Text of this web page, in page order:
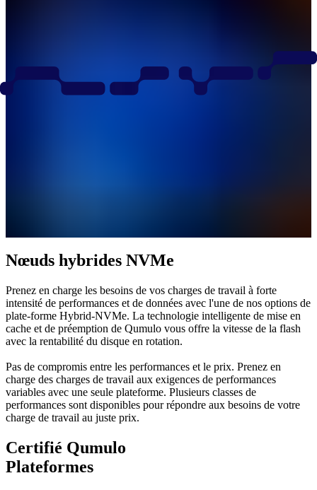
Nœuds hybrides NVMe
Prenez en charge les besoins de vos charges de travail à forte
intensité de performances et de données avec l'une de nos options de
plate-forme Hybrid-NVMe. La technologie intelligente de mise en
cache et de préemption de Qumulo vous offre la vitesse de la flash
avec la rentabilité du disque en rotation.
Pas de compromis entre les performances et le prix. Prenez en
charge des charges de travail aux exigences de performances
variables avec une seule plateforme. Plusieurs classes de
performances sont disponibles pour répondre aux besoins de votre
charge de travail au juste prix.
Certifié Qumulo
Plateformes